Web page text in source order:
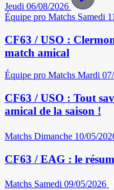
Jeudi 06/08/2026
Équipe pro Matchs Samedi
CF63 / USO :
match amical
Équipe pro Matchs Mardi
CF63 / USO : Tout
amical de la saison !
Matchs Dimanche 10/05/
CF63 / EAG : le
Matchs Samedi 09/05/2026